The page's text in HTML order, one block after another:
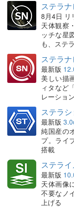
ステラ
8月4日 リ
天体観察
ッチな星
も、ステ
ステラ
最新版
美しい描
ィタなど
レーション
ステラ
最新版
純国産の
プ。ライ
搭載
ステラ
最新版
天体画像
不要なノ
上げる